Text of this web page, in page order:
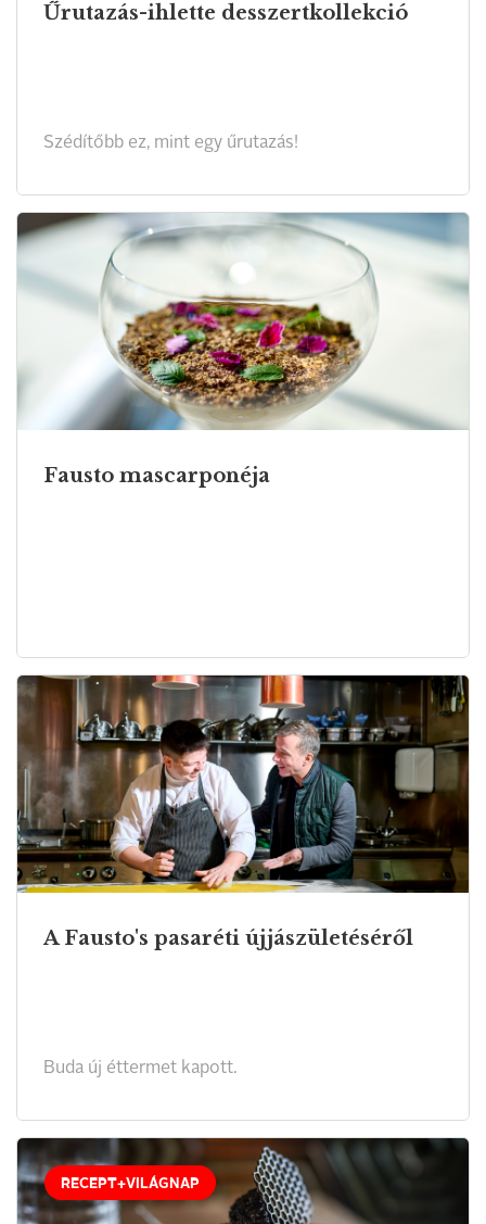
Űrutazás-ihlette desszertkollekció
Szédítőbb ez, mint egy űrutazás!
Fausto mascarponéja
A Fausto's pasaréti újjászületéséről
Buda új éttermet kapott.
RECEPT+VILÁGNAP